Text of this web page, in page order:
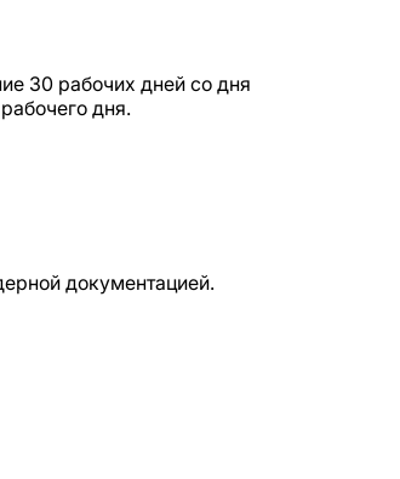
30 рабочих дней со дня
дня.
документацией.